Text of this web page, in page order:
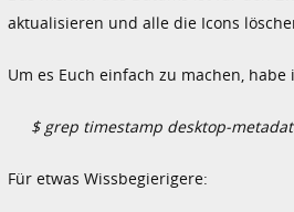
aktualisieren und alle die Icons
Um es Euch einfach zu machen,
$ grep timestamp desktop-
Für etwas Wissbegierigere: